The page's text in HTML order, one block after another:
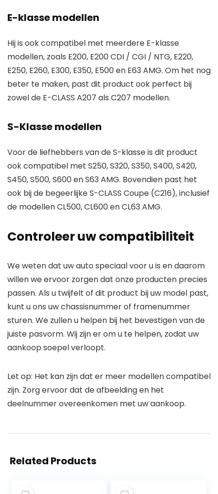
E-klasse modellen
Hij is ook compatibel met meerdere E-klasse
modellen, zoals E200, E200 CDI / CGI / NTG, E220,
E250, E260, E300, E350, E500 en E63 AMG. Om het nog
beter te maken, past dit product ook perfect bij
zowel de E-CLASS A207 als C207 modellen.
S-Klasse modellen
Voor de liefhebbers van de S-klasse is dit product
ook compatibel met S250, S320, S350, S400, S420,
S450, S500, S600 en S63 AMG. Bovendien past het
ook bij de begeerlijke S-CLASS Coupe (C216), inclusief
de modellen CL500, CL600 en CL63 AMG.
Controleer uw compatibiliteit
We weten dat uw auto speciaal voor u is en daarom
willen we ervoor zorgen dat onze producten precies
passen. Als u twijfelt of dit product bij uw model past,
kunt u ons uw chassisnummer of framenummer
sturen. We zullen u helpen bij het bevestigen van de
juiste pasvorm. Wij zijn er om u te helpen, zodat uw
aankoop soepel verloopt.
Let op: Het kan zijn dat er meer modellen compatibel
zijn. Zorg ervoor dat de afbeelding en het
deelnummer overeenkomen met uw aankoop.
Related Products